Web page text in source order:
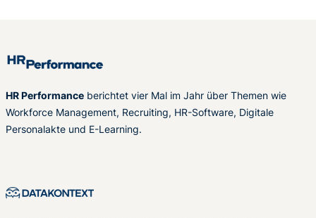
HR Performance berichtet vier Mal im Jahr über Themen wie
Workforce Management, Recruiting, HR-Software, Digitale
Personalakte und E-Learning.